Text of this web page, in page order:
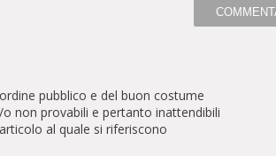
pubblico e del buon costume
non provabili e pertanto inattendibili
al quale si riferiscono